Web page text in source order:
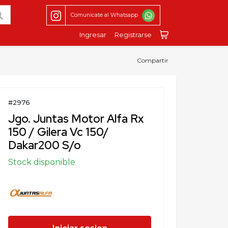
Comunicate al Whatsapp
Ingresar Registrarse
Compartir
#2976
Jgo. Juntas Motor Alfa Rx
150 / Gilera Vc 150/
Dakar200 S/o
Stock disponible